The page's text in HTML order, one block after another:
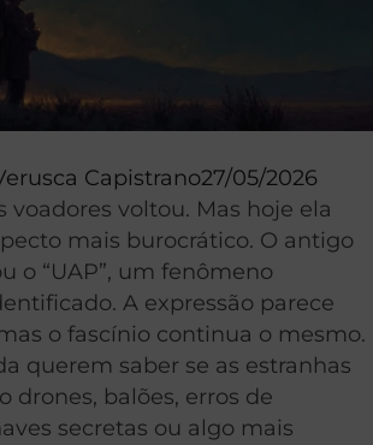
Capistrano27/05/2026
voadores voltou. Mas hoje ela
mais burocrático. O antigo
o “UAP”, um fenômeno
A expressão parece
o fascínio continua o mesmo.
querem saber se as estranhas
drones, balões, erros de
secretas ou algo mais